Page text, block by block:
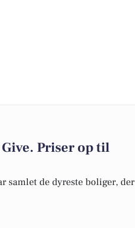
Priser op til
samlet de dyreste boliger, der